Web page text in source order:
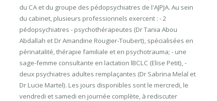
du CA et du groupe des pédopsychiatres de l'AJPJA. Au sein
du cabinet, plusieurs professionnels exercent : - 2
pédopsychiatres - psychothérapeutes (Dr Tania Abou
Abdallah et Dr Amandine Rougier-Toubert), spécialisées en
périnatalité, thérapie familiale et en psychotrauma; - une
sage-femme consultante en lactation lBCLC (Elise Petit), -
deux psychiatres adultes remplaçantes (Dr Sabrina Melal et
Dr Lucie Martel). Les jours disponibles sont le mercredi, le
vendredi et samedi en journée complète, à rediscuter